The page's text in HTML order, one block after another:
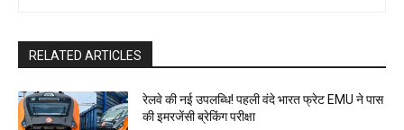
RELATED ARTICLES
रेलवे की नई उपलब्धि! पहली वंदे भारत फ्रेट EMU ने पास
की इमरजेंसी ब्रेकिंग परीक्षा